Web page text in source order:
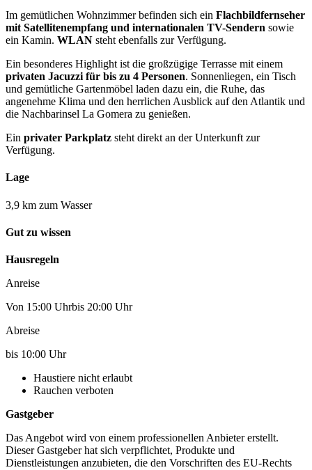
Im gemütlichen Wohnzimmer befinden sich ein Flachbildfernseher
mit Satellitenempfang und internationalen TV-Sendern sowie
ein Kamin. WLAN steht ebenfalls zur Verfügung.
Ein besonderes Highlight ist die großzügige Terrasse mit einem
privaten Jacuzzi für bis zu 4 Personen. Sonnenliegen, ein Tisch
und gemütliche Gartenmöbel laden dazu ein, die Ruhe, das
angenehme Klima und den herrlichen Ausblick auf den Atlantik und
die Nachbarinsel La Gomera zu genießen.
Ein privater Parkplatz steht direkt an der Unterkunft zur
Verfügung.
Lage
3,9 km zum Wasser
Gut zu wissen
Hausregeln
Anreise
Von 15:00 Uhrbis 20:00 Uhr
Abreise
bis 10:00 Uhr
Haustiere nicht erlaubt
Rauchen verboten
Gastgeber
Das Angebot wird von einem professionellen Anbieter erstellt.
Dieser Gastgeber hat sich verpflichtet, Produkte und
Dienstleistungen anzubieten, die den Vorschriften des EU-Rechts